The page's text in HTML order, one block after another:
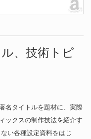
、技術トピ
名タイトルを題材に、実際
ックスの制作技法を紹介す
い各種設定資料をはじ